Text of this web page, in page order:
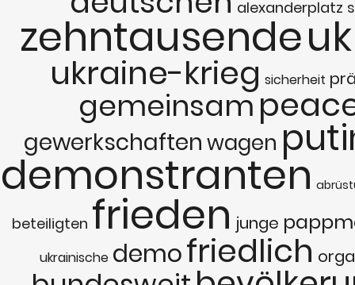
alexanderplatz
zehntausende
ukraine-krieg sicherheit
gemeinsam
gewerkschaftenwagen
demonstranten
beteiligten frieden junge
ukrainische demofriedlich